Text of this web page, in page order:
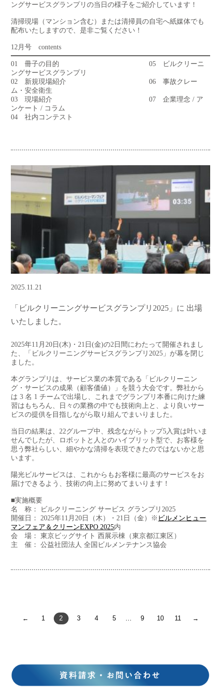
ングサービスグランプリの当日の様子をご紹介しています！
清掃現場（マンション含む）または清掃員の自宅へ紙媒体でも
配布いたしますので、是非ご覧ください！
12月号 contents
01 冊子の目的 05 ビルクリーニ
ングサービスグランプリ
02 新規現場紹介 06 事故クレー
ム・安全衛生
03 現場紹介 07 企業理念 / ア
ンケート / コラム
04 社内コンテスト
2025.11.21
「ビルクリーニングサービスグランプリ2025」に 出場
いたしました。
2025年11月20日(木)・21日(金)の2日間にわたって開催されまし
た、「ビルクリーニングサービスグランプリ2025」が幕を閉じ
ました。
本グランプリは、サービス業の本質である「ビルクリーニン
グ・サービスの成果（顧客価値）」を競う大会です。弊社から
は 3 名 1 チームで出場し、これまでグランプリ本番に向けた練
習はもちろん、日々の業務の中でも技術向上と、より良いサー
ビスの提供を目指しながら取り組んでまいりました。
当日の結果は、22グループ中、残念ながらトップ5入賞は叶いま
せんでしたが、ロボットと人とのハイブリット型で、お客様を
思う弊社らしい、細やかな清掃を表現できたのではないかと思
います。
陽光ビルサービスは、これからもお客様に最高のサービスをお
届けできるよう、技術の向上に努めてまいります！
■実施概要
名 称： ビルクリーニング サービス グランプリ2025
開催日： 2025年11月20日（木）・21日（金）※ ビルメンヒュー
マンフェア＆クリーンEXPO 2025内
会 場： 東京ビッグサイト 西展示棟（東京都江東区）
主 催： 公益社団法人 全国ビルメンテナンス協会
← 1 2 3 4 5 … 9 10 11 →